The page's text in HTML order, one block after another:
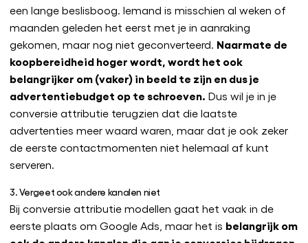
een lange beslisboog. Iemand is misschien al weken of
maanden geleden het eerst met je in aanraking
gekomen, maar nog niet geconverteerd. Naarmate de
koopbereidheid hoger wordt, wordt het ook
belangrijker om (vaker) in beeld te zijn en dus je
advertentiebudget op te schroeven. Dus wil je in je
conversie attributie terugzien dat die laatste
advertenties meer waard waren, maar dat je ook zeker
de eerste contactmomenten niet helemaal af kunt
serveren.
3. Vergeet ook andere kanalen niet
Bij conversie attributie modellen gaat het vaak in de
eerste plaats om Google Ads, maar het is belangrijk om